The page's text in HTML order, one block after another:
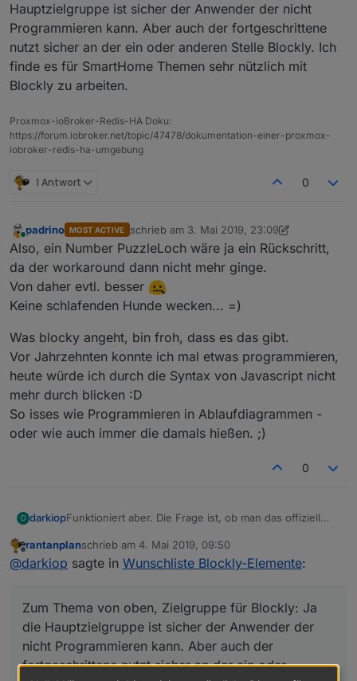
Hauptzielgruppe ist sicher der Anwender der nicht
Programmieren kann. Aber auch der fortgeschrittene
nutzt sicher an der ein oder anderen Stelle Blockly. Ich
finde es für SmartHome Themen sehr nützlich mit
Blockly zu arbeiten.
Proxmox-ioBroker-Redis-HA Doku:
https://forum.iobroker.net/topic/47478/dokumentation-einer-proxmox-
iobroker-redis-ha-umgebung
1 Antwort 0
Online
padrino MOST ACTIVE schrieb am 3. Mai 2019, 23:09
zuletzt editiert von padrino5. Apr. 2019, 01:16
Also, ein Number PuzzleLoch wäre ja ein Rückschritt,
da der workaround dann nicht mehr ginge.
Von daher evtl. besser
Keine schlafenden Hunde wecken... =)
Was blocky angeht, bin froh, dass es das gibt.
Vor Jahrzehnten konnte ich mal etwas programmieren,
heute würde ich durch die Syntax von Javascript nicht
mehr durch blicken :D
So isses wie Programmieren in Ablaufdiagrammen -
oder wie auch immer die damals hießen. ;)
0
D darkiopFunktioniert aber. Die Frage ist, ob man das offiziell
für die Variablen in den timeout/intervall Block
einsetzbar macht.
Zum Thema von oben, Zielgruppe für Blockly: Ja die
Hauptzielgruppe ist sicher der Anwender der nicht
finde es für SmartHome Themen sehr nützlich mit
Blockly zu arbeiten.
Offline
rantanplanschrieb am 4. Mai 2019, 09:50
zuletzt editiert von
@darkiop sagte in Wunschliste Blockly-Elemente:
Zum Thema von oben, Zielgruppe für Blockly: Ja
die Hauptzielgruppe ist sicher der Anwender der
nicht Programmieren kann. Aber auch der
fortgeschrittene nutzt sicher an der ein oder